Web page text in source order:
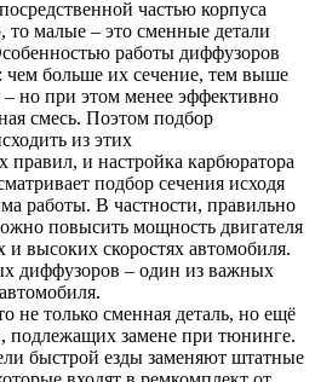
частью корпуса
то малые – это сменные детали
работы диффузоров
чем больше их сечение, тем выше
– но при этом менее эффективно
смесь. Поэтом подбор
из этих
и настройка карбюратора
подбор сечения исходя
работы. В частности, правильно
повысить мощность двигателя
и высоких скоростях автомобиля.
диффузоров – один из важных
не только сменная деталь, но ещё
подлежащих замене при тюнинге.
быстрой езды заменяют штатные